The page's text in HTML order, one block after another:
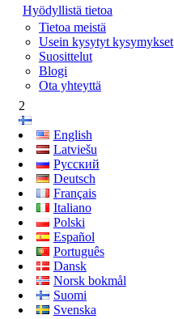
Hyödyllistä tietoa
Tietoa meistä
Usein kysytyt kysymykset
Suosittelut
Blogi
Ota yhteyttä
2
English
Latviešu
Русский
Deutsch
Français
Italiano
Polski
Español
Português
Dansk
Norsk bokmål
Suomi
Svenska